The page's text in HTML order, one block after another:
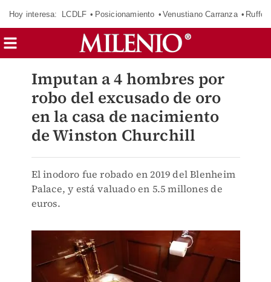
Hoy interesa: LCDLF Posicionamiento Venustiano Carranza Ruffo
Imputan a 4 hombres por
robo del excusado de oro
en la casa de nacimiento
de Winston Churchill
El inodoro fue robado en 2019 del Blenheim
Palace, y está valuado en 5.5 millones de
euros.